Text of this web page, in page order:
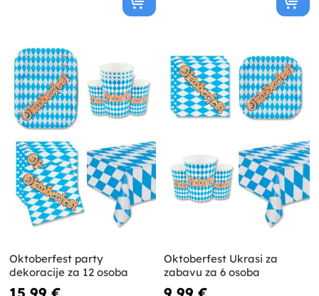
Oktoberfest party
dekoracije za 12 osoba
Oktoberfest Ukrasi za
zabavu za 6 osoba